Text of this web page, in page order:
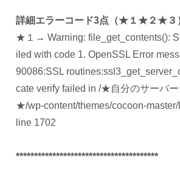
詳細エラーコード3点（★１★２★３
★１→ Warning: file_get_contents():
iled with code 1. OpenSSL Error
90086:SSL
cate verify failed in /★自分のサーバ
★/wp-content/themes/cocoon-
line 1702
***************************************